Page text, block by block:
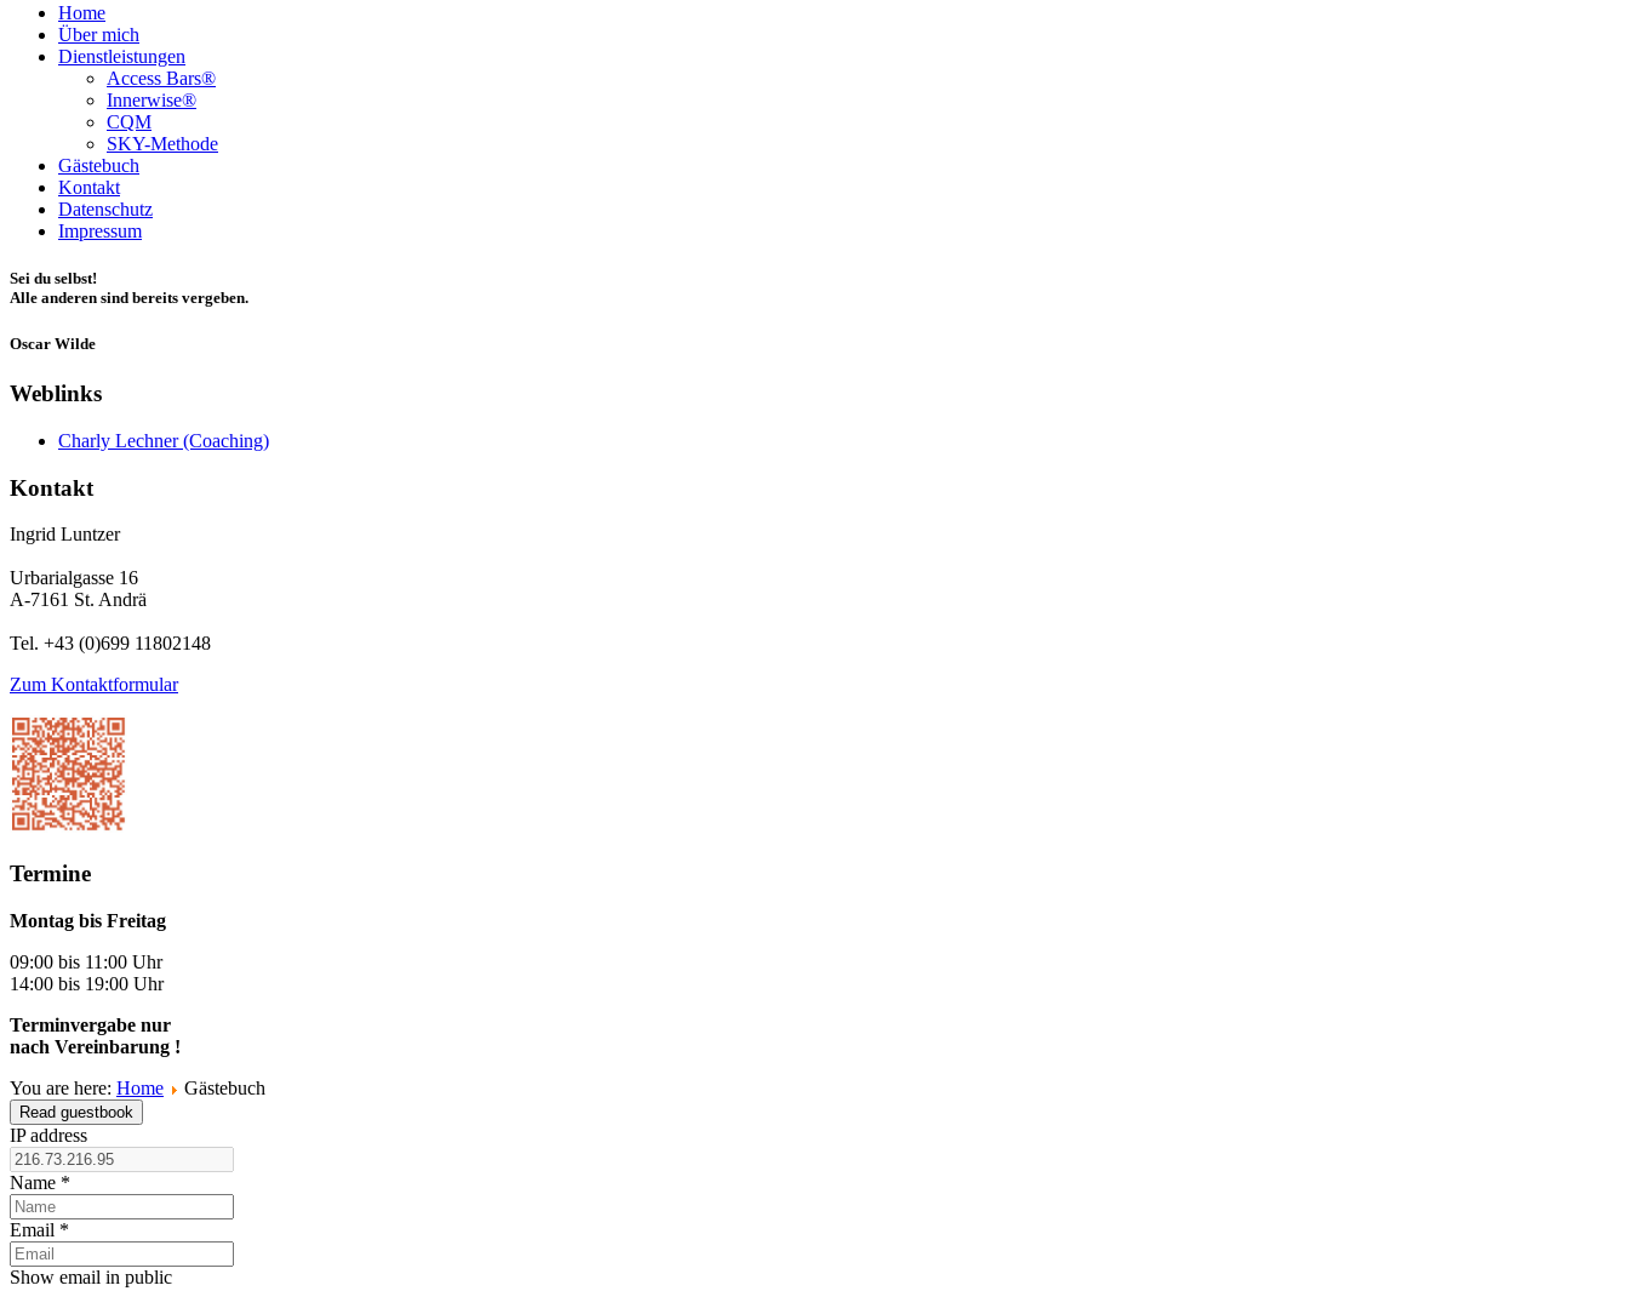
Home
Über mich
Dienstleistungen
Access Bars®
Innerwise®
CQM
SKY-Methode
Gästebuch
Kontakt
Datenschutz
Impressum
Sei du selbst!
Alle anderen sind bereits vergeben.
Oscar Wilde
Weblinks
Charly Lechner (Coaching)
Kontakt
Ingrid Luntzer
Urbarialgasse 16
A-7161 St. Andrä
Tel. +43 (0)699 11802148
Zum Kontaktformular
Termine
Montag bis Freitag
09:00 bis 11:00 Uhr
14:00 bis 19:00 Uhr
Terminvergabe nur
nach Vereinbarung !
You are here: Home Gästebuch
Read guestbook
IP address
Name *
Email *
Show email in public